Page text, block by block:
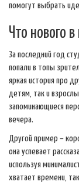
помогут выбрать
Что нового
За последний год
попали в топы
яркая история про
детям, так и
запоминающиеся
вечера.
Другой пример –
она успевает
используя
хватает времени,